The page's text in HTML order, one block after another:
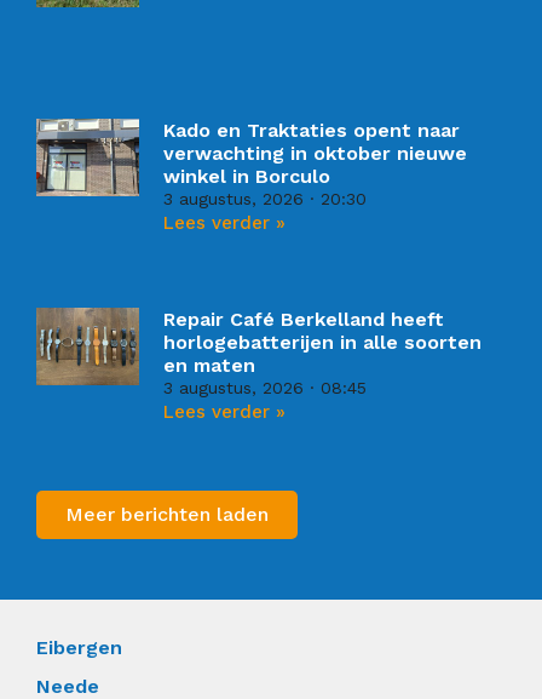
Kado en Traktaties opent naar
verwachting in oktober nieuwe
winkel in Borculo
3 augustus, 2026 20:30
Lees verder »
Repair Café Berkelland heeft
horlogebatterijen in alle soorten
en maten
3 augustus, 2026 08:45
Lees verder »
Meer berichten laden
Eibergen
Neede